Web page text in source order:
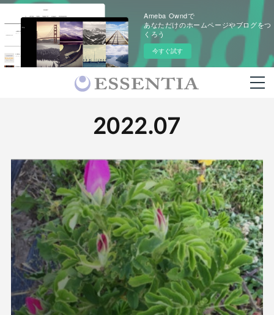
Ameba Owndで
あなただけのホームページやブログをつ
くろう
今すぐ試す
2022.07